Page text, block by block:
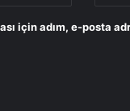
için adım, e-posta